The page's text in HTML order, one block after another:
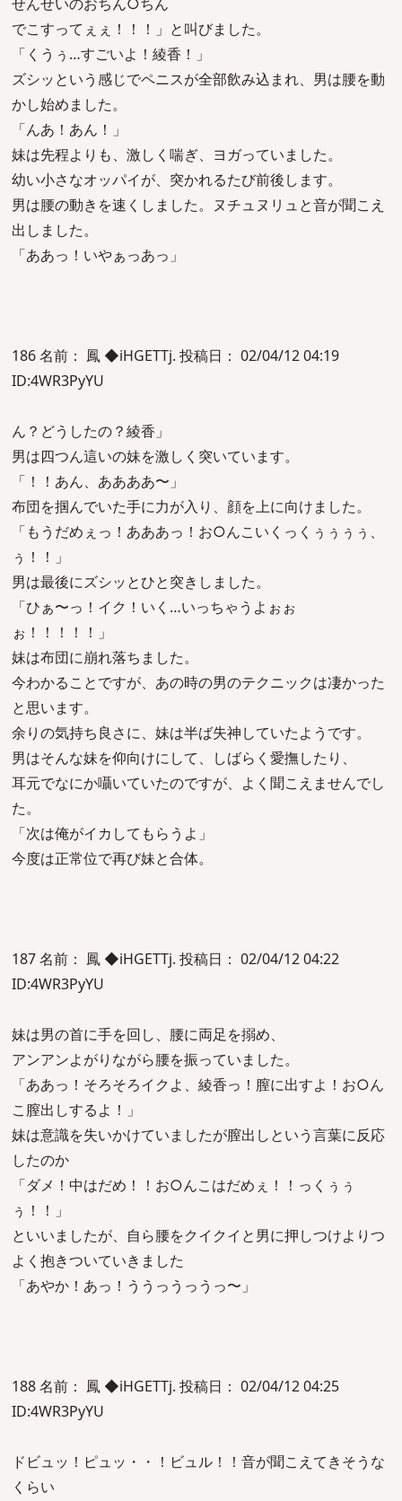
でこすってぇぇ！！！」と叫びました。
「くうぅ…すごいよ！綾香！」
ズシッという感じでペニスが全部飲み込まれ、男は腰を動
かし始めました。
「んあ！あん！」
妹は先程よりも、激しく喘ぎ、ヨガっていました。
幼い小さなオッパイが、突かれるたび前後します。
男は腰の動きを速くしました。ヌチュヌリュと音が聞こえ
出しました。
「ああっ！いやぁっあっ」
186 名前： 鳳 ◆iHGETTj. 投稿日： 02/04/12 04:19
ID:4WR3PyYU
ん？どうしたの？綾香」
男は四つん這いの妹を激しく突いています。
「！！あん、ああああ〜」
布団を掴んでいた手に力が入り、顔を上に向けました。
「もうだめぇっ！あああっ！お○んこいくっくぅぅぅぅ、
ぅ！！」
男は最後にズシッとひと突きしました。
「ひぁ〜っ！イク！いく…いっちゃうよぉぉ
ぉ！！！！！」
妹は布団に崩れ落ちました。
今わかることですが、あの時の男のテクニックは凄かった
と思います。
余りの気持ち良さに、妹は半ば失神していたようです。
男はそんな妹を仰向けにして、しばらく愛撫したり、
耳元でなにか囁いていたのですが、よく聞こえませんでし
た。
「次は俺がイカしてもらうよ」
今度は正常位で再び妹と合体。
187 名前： 鳳 ◆iHGETTj. 投稿日： 02/04/12 04:22
ID:4WR3PyYU
妹は男の首に手を回し、腰に両足を搦め、
アンアンよがりながら腰を振っていました。
「ああっ！そろそろイクよ、綾香っ！膣に出すよ！お○ん
こ膣出しするよ！」
妹は意識を失いかけていましたが膣出しという言葉に反応
したのか
「ダメ！中はだめ！！お○んこはだめぇ！！っくぅぅ
ぅ！！」
といいましたが、自ら腰をクイクイと男に押しつけよりつ
よく抱きついていきました
「あやか！あっ！ううっうっうっ〜」
188 名前： 鳳 ◆iHGETTj. 投稿日： 02/04/12 04:25
ID:4WR3PyYU
ドビュッ！ピュッ・・！ビュル！！音が聞こえてきそうな
くらい